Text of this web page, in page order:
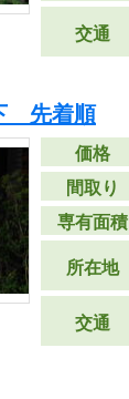
交通
先着順
価格
間取り
専有面積
所在地
交通